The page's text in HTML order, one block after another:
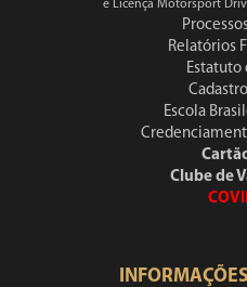
e Licença Motorsport
Relatórios
Estatuto
Escola
Clube de